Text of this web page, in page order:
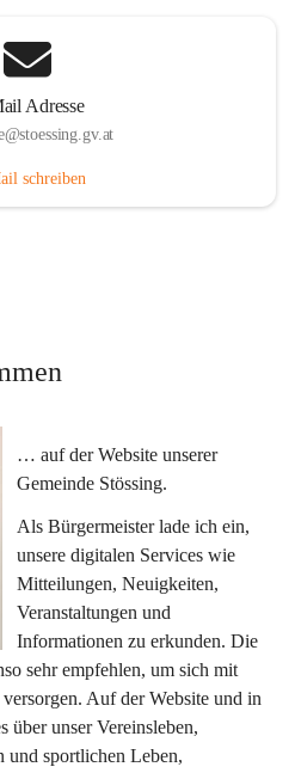
Adresse
schreiben
… auf der Website unserer
Gemeinde Stössing.
Als Bürgermeister lade ich ein,
unsere digitalen Services wie
Mitteilungen, Neuigkeiten,
Veranstaltungen und
Informationen zu erkunden. Die
sehr empfehlen, um sich mit
Auf der Website und in
über unser Vereinsleben,
und sportlichen Leben,